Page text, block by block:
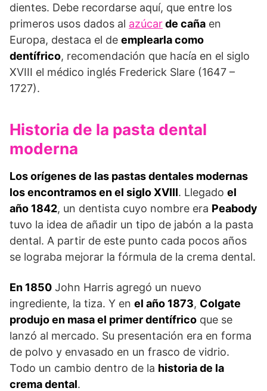
dientes. Debe recordarse aquí, que entre los
primeros usos dados al azúcarde caña en
Europa, destaca el de emplearla como
dentífrico, recomendación que hacía en el siglo
XVIII el médico inglés Frederick Slare (1647 –
1727).
Historia de la pasta dental
moderna
Los orígenes de las pastas dentales modernas
los encontramos en el siglo XVIII. Llegado el
año 1842, un dentista cuyo nombre era Peabody
tuvo la idea de añadir un tipo de jabón a la pasta
dental. A partir de este punto cada pocos años
se lograba mejorar la fórmula de la crema dental.
En 1850 John Harris agregó un nuevo
ingrediente, la tiza. Y en el año 1873, Colgate
produjo en masa el primer dentífrico que se
lanzó al mercado. Su presentación era en forma
de polvo y envasado en un frasco de vidrio.
Todo un cambio dentro de la historia de la
crema dental.